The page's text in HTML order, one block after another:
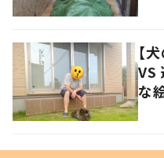
【
VS
な